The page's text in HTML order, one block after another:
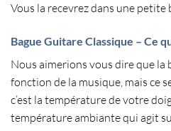
Vous la recevrez dans une
Bague Guitare Classique – Ce
Nous aimerions vous dire que la
fonction de la musique, mais ce
c’est la température de votre
température ambiante qui agit